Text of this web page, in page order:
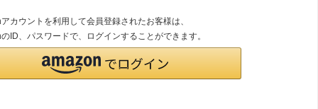
カウントを利用して会員登録されたお客様は、
ID、パスワードで、ログインすることができます。